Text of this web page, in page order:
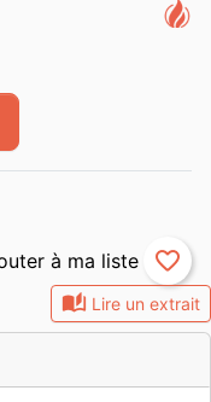
auto_stories Lire un extrait
favorite_border